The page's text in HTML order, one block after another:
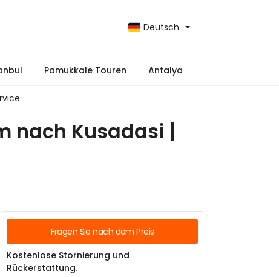
Deutsch
Pamukkale Touren Antalya
nach Kusadasi |
Fragen Sie nach dem Preis
Kostenlose Stornierung und
Rückerstattung.